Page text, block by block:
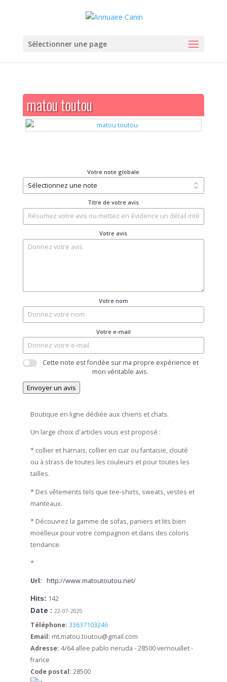
Sélectionner une page
matou toutou
Votre note globale
Titre de votre avis
Votre avis
Votre nom
Votre e-mail
Cette note est fondée sur ma propre expérience et
mon véritable avis.
Envoyer un avis
Boutique en ligne dédiée aux chiens et chats.
Un large choix d'articles vous est proposé :
* collier et harnais, collier en cuir ou fantaisie, clouté
ou à strass de toutes les couleurs et pour toutes les
tailles.
* Des vêtements tels que tee-shirts, sweats, vestes et
manteaux.
* Découvrez la gamme de sofas, paniers et lits bien
moëlleux pour votre compagnon et dans des coloris
tendance.
*
Url: http://www.matoutoutou.net/
Hits: 142
Date : 22-07-2025
Téléphone: 33637103246
Email: mt.matou.toutou@gmail.com
Adresse: 4/64 allee pablo neruda - 28500 vernouillet -
france
Code postal: 28500